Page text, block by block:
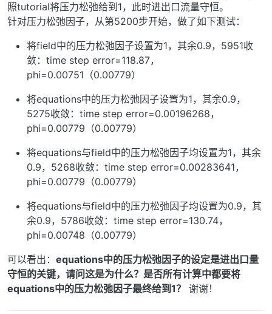
照tutorial将压力松弛给到1，此时进出口流量守恒。
针对压力松弛因子，从第5200步开始，做了如下测试：
将field中的压力松弛因子设置为1，其余0.9，5951收
敛：time step error=118.87，
phi=0.00751（0.00779）
将equations中的压力松弛因子设置为1，其余0.9，
5275收敛：time step error=0.00196268，
phi=0.00779（0.00779）
将equations与field中的压力松弛因子均设置为1，其余
0.9，5268收敛：time step error=0.00283641，
phi=0.00779（0.00779）
将equations与field中的压力松弛因子均设置为0.9，其
余0.9，5786收敛：time step error=130.74，
phi=0.00748（0.00779）
可以看出： equations中的压力松弛因子的设定是进出口量
守恒的关键，请问这是为什么？是否所有计算中都要将
equations中的压力松弛因子最终给到1？
谢谢！